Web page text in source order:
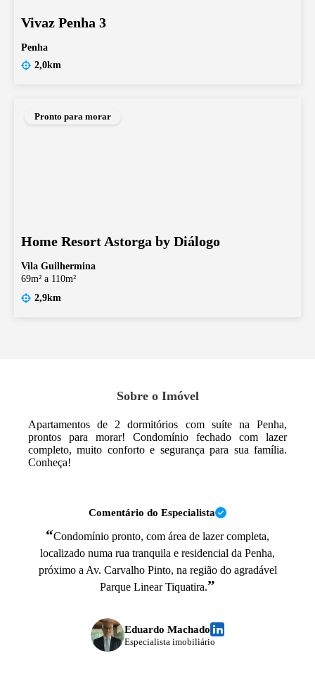
Vivaz Penha 3
Penha
2,0km
Pronto para morar
Home Resort Astorga by Diálogo
Vila Guilhermina
69m² a 110m²
2,9km
Sobre o Imóvel
Apartamentos de 2 dormitórios com suíte na Penha,
prontos para morar! Condomínio fechado com lazer
completo, muito conforto e segurança para sua família.
Conheça!
Comentário do Especialista
“Condomínio pronto, com área de lazer completa,
localizado numa rua tranquila e residencial da Penha,
próximo a Av. Carvalho Pinto, na região do agradável
Parque Linear Tiquatira.”
Eduardo Machado
Especialista imobiliário